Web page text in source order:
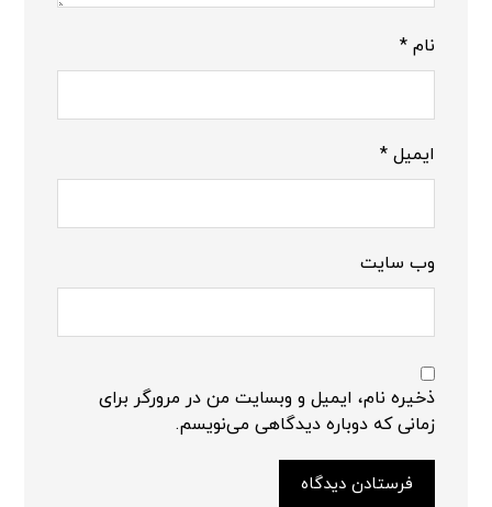
نام*
ایمیل*
وب‌ سایت
ذخیره نام، ایمیل و وبسایت من در مرورگر برای
زمانی که دوباره دیدگاهی می‌نویسم.
فرستادن دیدگاه